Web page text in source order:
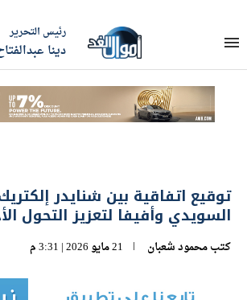
رئيس التحرير
دينا
توقيع اتفاقية بين شنايدر
السويدي وأفيفا لتعزيز التحول
كتبمحمود شعبان 21 مايو 2026 | 3:31 م